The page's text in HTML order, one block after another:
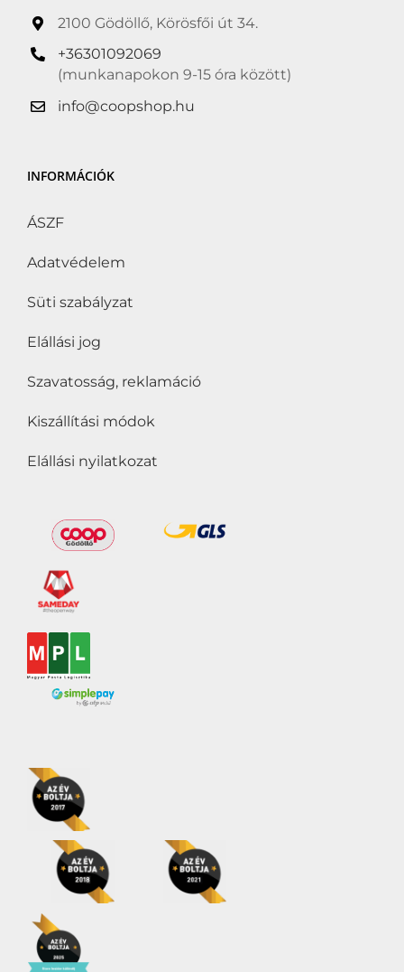
2100 Gödöllő, Körösfői út 34.
+36301092069
(munkanapokon 9-15 óra között)
info@coopshop.hu
INFORMÁCIÓK
ÁSZF
Adatvédelem
Süti szabályzat
Elállási jog
Szavatosság, reklamáció
Kiszállítási módok
Elállási nyilatkozat